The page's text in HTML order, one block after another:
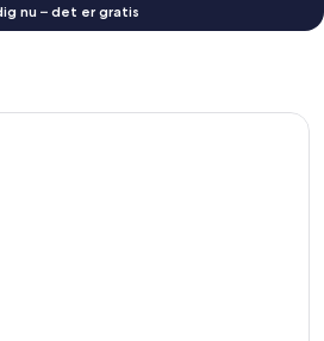
nu – det er gratis